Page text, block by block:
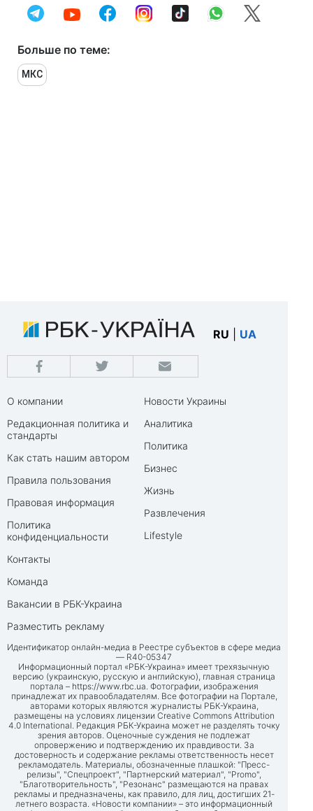
Больше по теме:
МКС
RU UA
О компании
Редакционная политика и
стандарты
Как стать нашим автором
Правила пользования
Правовая информация
Политика
конфиденциальности
Контакты
Команда
Вакансии в РБК-Украина
Разместить рекламу
Новости Украины
Аналитика
Политика
Бизнес
Жизнь
Развлечения
Lifestyle
Идентификатор онлайн-медиа в Реестре субъектов в сфере медиа
— R40-05347
Информационный портал «РБК-Украина» имеет трехязычную
версию (украинскую, русскую и английскую), главная страница
портала – https://www.rbc.ua. Фотографии, изображения
принадлежат их правообладателям. Все фотографии на Портале,
авторами которых являются журналисты РБК-Украина,
размещены на условиях лицензии Creative Commons Attribution
4.0 International. Редакция РБК-Украина может не разделять точку
зрения авторов. Оценочные суждения не подлежат
опровержению и подтверждению их правдивости. За
достоверность и содержание рекламы ответственность несет
рекламодатель. Материалы, обозначенные плашкой: "Пресс-
релизы", "Спецпроект", "Партнерский материал", "Promo",
"Благотворительность", "Резонанс" размещаются на правах
рекламы и предназначены, как правило, для лиц, достигших 21-
летнего возраста. «Новости компании» – это информационный